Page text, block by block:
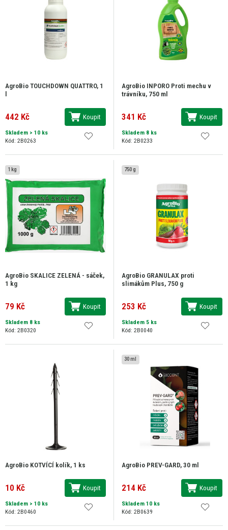
AgroBio TOUCHDOWN QUATTRO, 1
l
442 Kč Koupit
Skladem > 10 ks
Kód: 2B0263
AgroBio INPORO Proti mechu v
trávníku, 750 ml
341 Kč Koupit
Skladem 8 ks
Kód: 2B0233
1 kg
AgroBio SKALICE ZELENÁ - sáček,
1 kg
79 Kč Koupit
Skladem 8 ks
Kód: 2B0320
750 g
AgroBio GRANULAX proti
slimákům Plus, 750 g
253 Kč Koupit
Skladem 5 ks
Kód: 2B0040
AgroBio KOTVÍCÍ kolík, 1 ks
10 Kč Koupit
Skladem > 10 ks
Kód: 2B0460
30 ml
AgroBio PREV-GARD, 30 ml
214 Kč Koupit
Skladem 10 ks
Kód: 2B0639